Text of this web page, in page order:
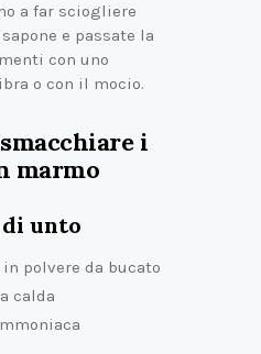
a far sciogliere
e passate la
con uno
o con il mocio.
i
marmo
unto
polvere da bucato
calda